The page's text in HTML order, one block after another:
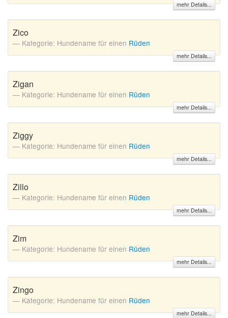
mehr Details...
Zico
Kategorie: Hundename für einen Rüden
mehr Details...
Zigan
Kategorie: Hundename für einen Rüden
mehr Details...
Ziggy
Kategorie: Hundename für einen Rüden
mehr Details...
Zillo
Kategorie: Hundename für einen Rüden
mehr Details...
Zim
Kategorie: Hundename für einen Rüden
mehr Details...
Zingo
Kategorie: Hundename für einen Rüden
mehr Details...